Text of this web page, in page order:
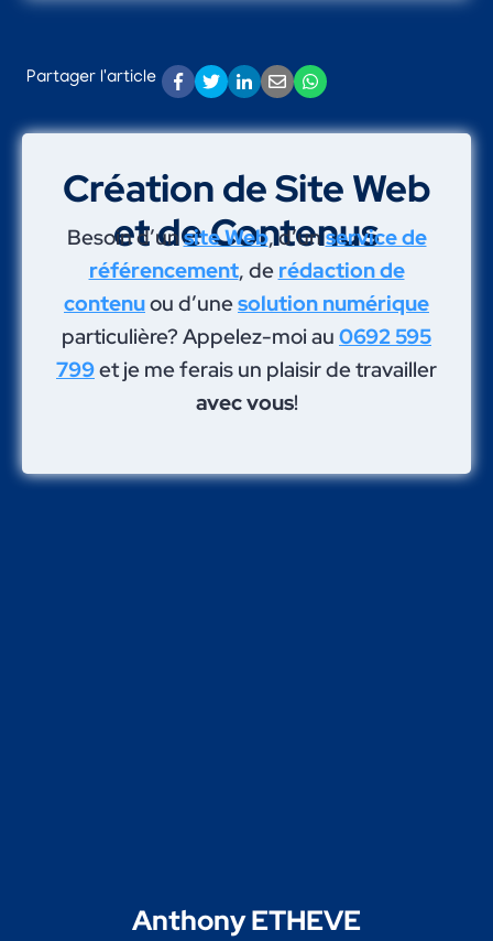
Partager l'article
Création de Site Web
et de Contenus
Besoin d’unsite Web, d’unservice de
référencement, de rédaction de
contenuou d’unesolution numérique
particulière? Appelez-moi au 0692 595
799et je me ferais un plaisir de travailler
avec vous!
Anthony ETHEVE